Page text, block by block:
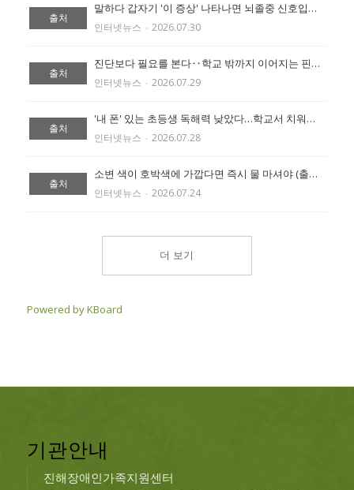
출처
말하다 갑자기 '이 증상' 나타나면 뇌졸중 신호입니다 (출처:에이블 뉴스)
인터넷뉴스 ‧ 2026.07.30
출처
진단보다 필요를 본다‥학교 밖까지 이어지는 핀란드 통합교육 (출처:에이블 뉴스)
인터넷뉴스 ‧ 2026.07.29
출처
'내 폰' 있는 초등생 독해력 낮았다…학교서 치워도 점수 비슷 (출처:조선일보)
인터넷뉴스 ‧ 2026.07.28
출처
소변 색이 호박색에 가깝다면 즉시 물 마셔야 (출처:에이블 뉴스)
인터넷뉴스 ‧ 2026.07.24
더 보기
Powered by KBoard
기관안내
진해장애인가족지원센터